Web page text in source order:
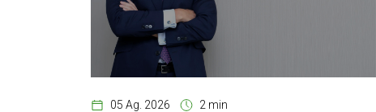
05 Ag. 2026 2 min